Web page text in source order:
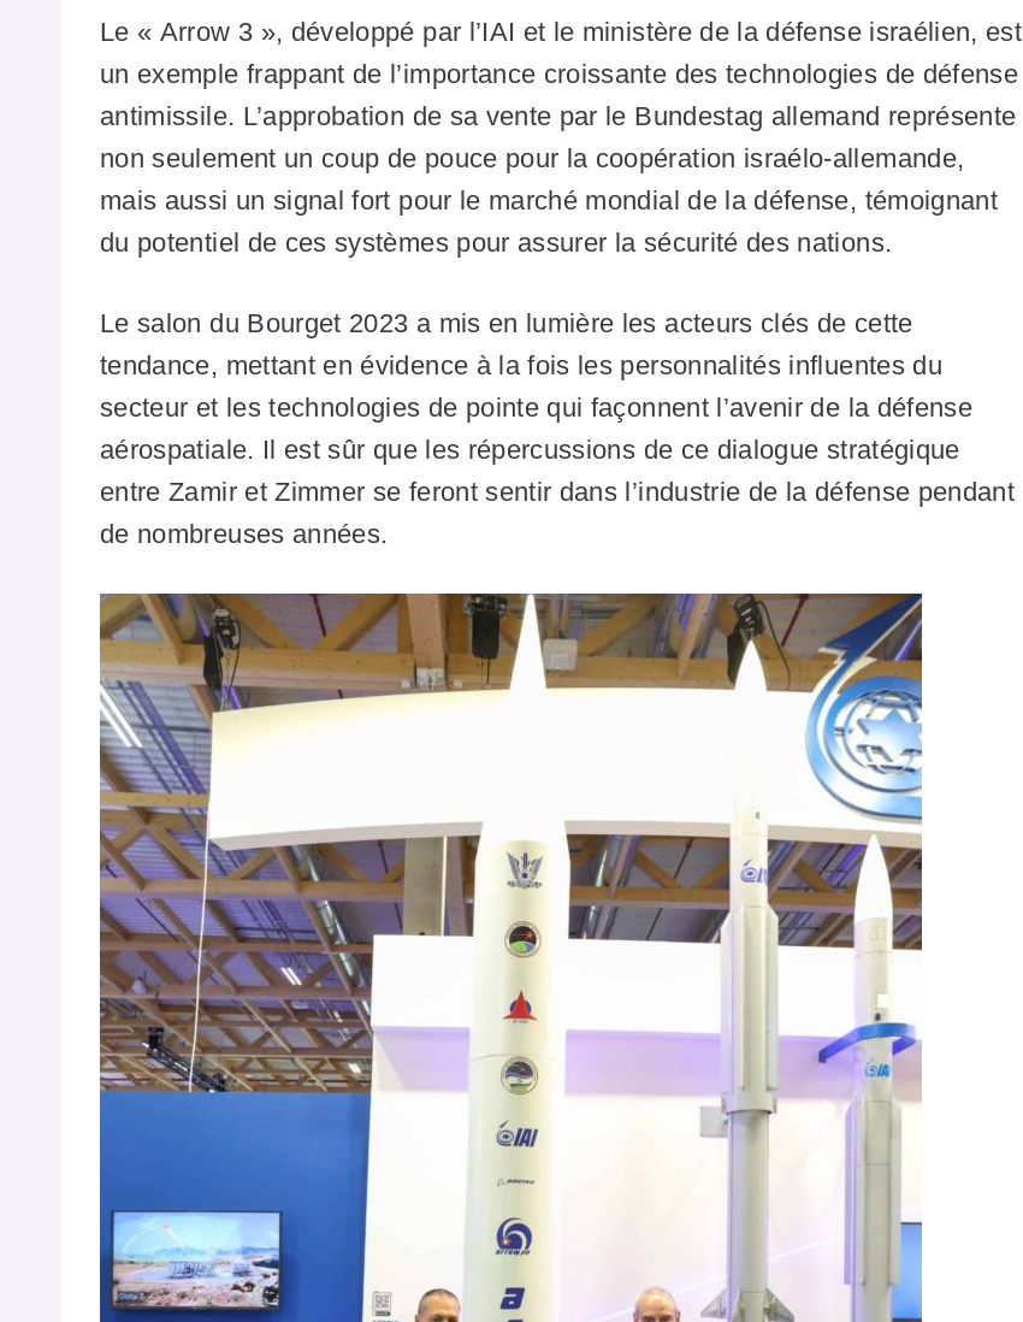
Le « Arrow 3 », développé par l’IAI et le ministère de la défense israélien, est
un exemple frappant de l’importance croissante des technologies de défense
antimissile. L’approbation de sa vente par le Bundestag allemand représente
non seulement un coup de pouce pour la coopération israélo-allemande,
mais aussi un signal fort pour le marché mondial de la défense, témoignant
du potentiel de ces systèmes pour assurer la sécurité des nations.
Le salon du Bourget 2023 a mis en lumière les acteurs clés de cette
tendance, mettant en évidence à la fois les personnalités influentes du
secteur et les technologies de pointe qui façonnent l’avenir de la défense
aérospatiale. Il est sûr que les répercussions de ce dialogue stratégique
entre Zamir et Zimmer se feront sentir dans l’industrie de la défense pendant
de nombreuses années.